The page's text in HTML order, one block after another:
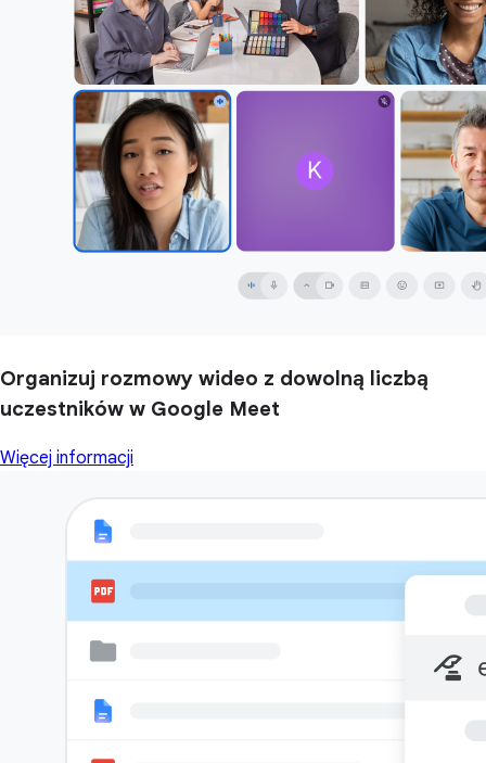
Organizuj rozmowy wideo z dowolną liczbą
uczestników w Google Meet
Więcej informacji